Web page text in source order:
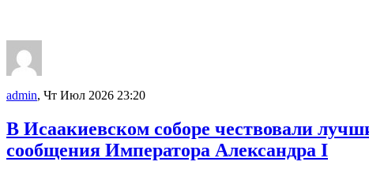
admin, Чт Июл 2026 23:20
В Исаакиевском соборе чествовали
сообщения Императора Александра I